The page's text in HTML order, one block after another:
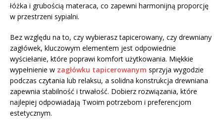
łóżka i grubością materaca, co zapewni harmonijną proporcję
w przestrzeni sypialni.
Bez względu na to, czy wybierasz tapicerowany, czy drewniany
zagłówek, kluczowym elementem jest odpowiednie
wyściełanie, które poprawi komfort użytkowania. Miękkie
wypełnienie w zagłówku tapicerowanym sprzyja wygodzie
podczas czytania lub relaksu, a solidna konstrukcja drewniana
zapewnia stabilność i trwałość. Dobierz rozwiązania, które
najlepiej odpowiadają Twoim potrzebom i preferencjom
estetycznym.